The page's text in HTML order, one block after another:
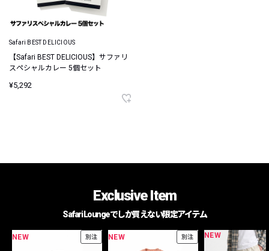
Safari BEST DELICIOUS
【Safari BEST DELICIOUS】サファリ
スペシャルカレー 5個セット
¥5,292
Exclusive Item
Safari Loungeでしか買えない限定アイテム
NEW 別注 NEW 別注 NEW